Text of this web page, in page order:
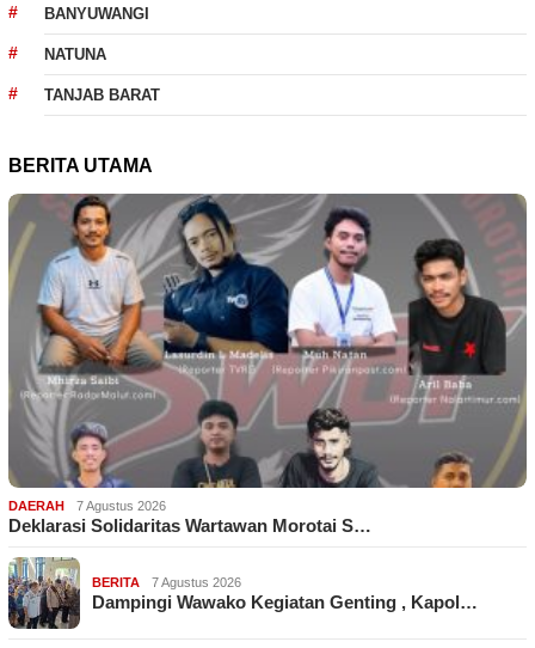
BANYUWANGI
NATUNA
TANJAB BARAT
BERITA UTAMA
DAERAH 7 Agustus 2026
Deklarasi Solidaritas Wartawan Morotai S…
BERITA 7 Agustus 2026
Dampingi Wawako Kegiatan Genting , Kapol…